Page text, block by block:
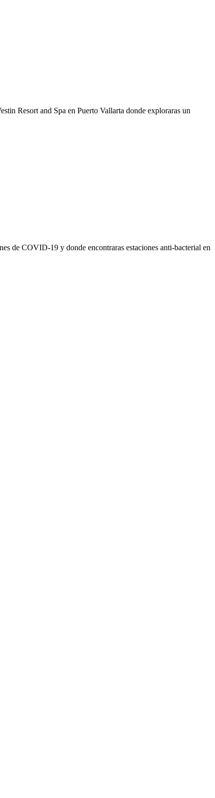
Resort and Spa en Puerto Vallarta donde exploraras un
de COVID-19 y donde encontraras estaciones anti-bacterial en